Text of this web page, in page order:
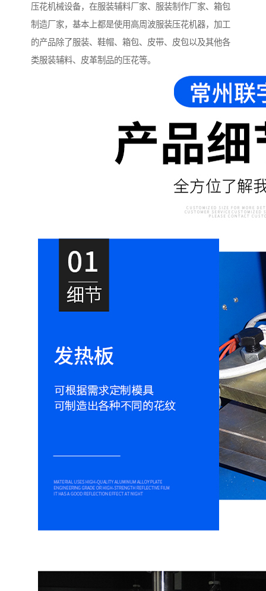
压花机械设备，在服装辅料厂家、服装制作厂家、箱包
制造厂家，基本上都是使用高周波服装压花机器，加工
的产品除了服装、鞋帽、箱包、皮带、皮包以及其他各
类服装辅料、皮革制品的压花等。